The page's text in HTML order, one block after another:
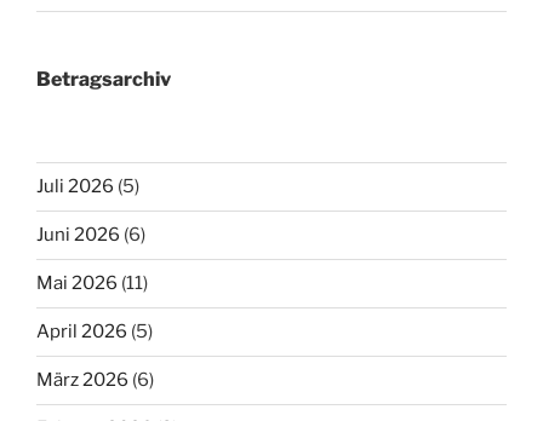
Betragsarchiv
Juli 2026 (5)
Juni 2026 (6)
Mai 2026 (11)
April 2026 (5)
März 2026 (6)